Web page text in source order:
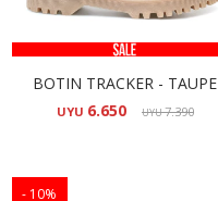
BOTIN TRACKER - TAUPE
UYU 6.650 UYU7.390
10